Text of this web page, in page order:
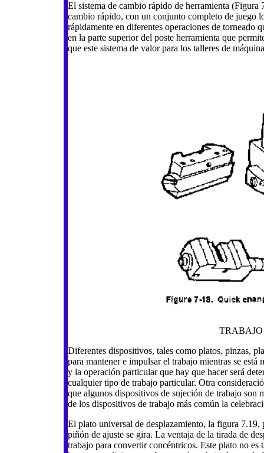
El sistema de cambio rápido de herramienta (Figura
cambio rápido, con un conjunto completo de juego
rápidamente en diferentes operaciones de torneado
en la parte superior del poste herramienta que
que este sistema de valor para los talleres de
TRABAJO
Diferentes dispositivos, tales como platos, pinzas,
para mantener e impulsar el trabajo mientras se
y la operación particular que hay que hacer será
cualquier tipo de trabajo particular. Otra
que algunos dispositivos de sujeción de trabajo son
de los dispositivos de trabajo más común la
El plato universal de desplazamiento, la figura
piñón de ajuste se gira. La ventaja de la tirada de
trabajo para convertir concéntricos. Este plato no